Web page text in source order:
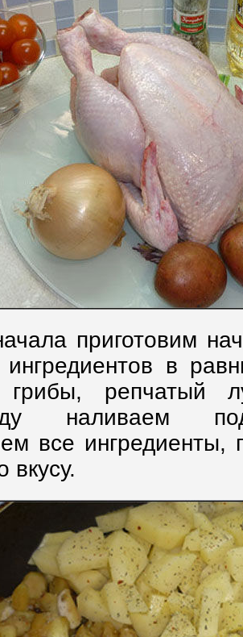
приготовим
ингредиентов в
грибы, репчатый
наливаем
все ингредиенты,
вкусу.